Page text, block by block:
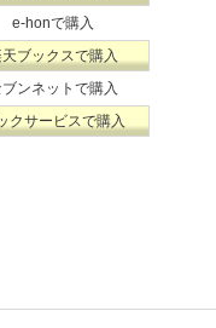
e-honで購入
ブックスで購入
ンネットで購入
クサービスで購入